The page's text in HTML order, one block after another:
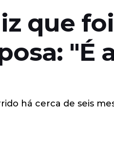
que
"É
há cerca de seis